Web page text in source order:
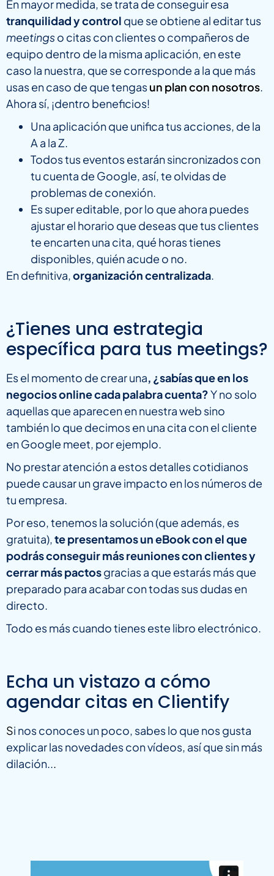
En mayor medida, se trata de conseguir esa
tranquilidad y control que se obtiene al editar tus
meetingso citas con clientes o compañeros de
equipo dentro de la misma aplicación, en este
caso la nuestra, que se corresponde a la que más
usas en caso de que tengasun plan con nosotros.
Ahora sí, ¡dentro beneficios!
Una aplicación que unifica tus acciones, de la
A a la Z.
Todos tus eventos estarán sincronizados con
tu cuenta de Google, así, te olvidas de
problemas de conexión.
Es super editable, por lo que ahora puedes
ajustar el horario que deseas que tus clientes
te encarten una cita, qué horas tienes
disponibles, quién acude o no.
En definitiva,organización centralizada.
¿Tienes una estrategia
específica para tus meetings?
Es el momento de crear una, ¿sabías que en los
negocios online cada palabra cuenta?Y no solo
aquellas que aparecen en nuestra web sino
también lo que decimos en una cita con el cliente
en Google meet, por ejemplo.
No prestar atención a estos detalles cotidianos
puede causar un grave impacto en los números de
tu empresa.
Por eso, tenemos la solución (que además, es
gratuita),te presentamos un eBook con el que
podrás conseguir más reuniones con clientes y
cerrar más pactosgracias a que estarás más que
preparado para acabar con todas sus dudas en
directo.
Todo es más cuando tienes este libro electrónico.
Echa un vistazo a cómo
agendar citas en Clientify
Si nos conoces un poco, sabes lo que nos gusta
explicar las novedades con vídeos, así que sin más
dilación...